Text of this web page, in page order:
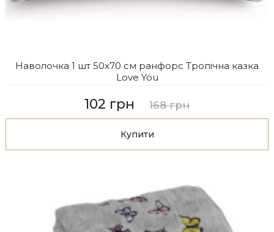
Наволочка 1 шт 50x70 см ранфорс Тропічна казка
Love You
102 грн 168 грн
Купити